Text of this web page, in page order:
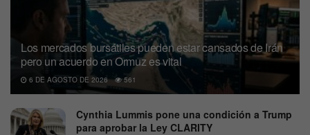
Los mercados bursátiles pueden estar cansados de Irán
pero un acuerdo en Ormuz es vital
6 DE AGOSTO DE 2026 561
Cynthia Lummis pone una condición a Trump
para aprobar la Ley CLARITY